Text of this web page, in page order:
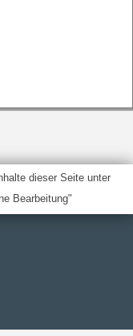
dieser Seite unter